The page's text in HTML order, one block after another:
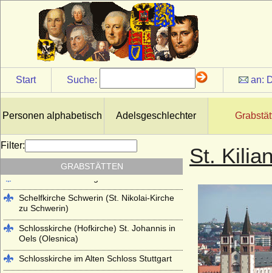
Start Suche: an:
Personen alphabetisch Adelsgeschlechter
St.
Filter:
GRABSTÄTTEN
Kloster Lehnin
Lambertikirche in Aurich
Marienkirche Hanau (ehemals Reformierte
Kirche Hanau)
Martinskirche Kassel
Mausoleum im Schlosspark
(Offenbach a.M.)
Mausoleum Stadthagen
Parkfriedhof Meiningen
Schelfkirche Schwerin (St. Nikolai-Kirche
zu Schwerin)
Schlosskirche (Hofkirche) St. Johannis in
Oels (Olesnica)
Schlosskirche im Alten Schloss Stuttgart